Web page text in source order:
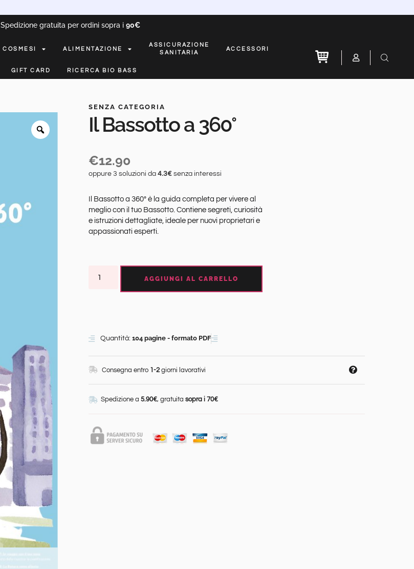
Spedizione gratuita per ordini sopra i 90€
COSMESI ALIMENTAZIONE
ASSICURAZIONE
SANITARIA
ACCESSORI
GIFT CARD RICERCA BIO BASS
SENZA CATEGORIA
Il Bassotto a 360°
€12.90
oppure 3 soluzioni da 4.3€ senza interessi
Il Bassotto a 360° è la guida completa per vivere al
meglio con il tuo Bassotto. Contiene segreti, curiosità
e istruzioni dettagliate, ideale per nuovi proprietari e
appassionati esperti.
AGGIUNGI AL CARRELLO
Quantità: 104 pagine - formato PDF
Consegna entro 1-2 giorni lavorativi
Spedizione a 5.90€, gratuita sopra i 70€